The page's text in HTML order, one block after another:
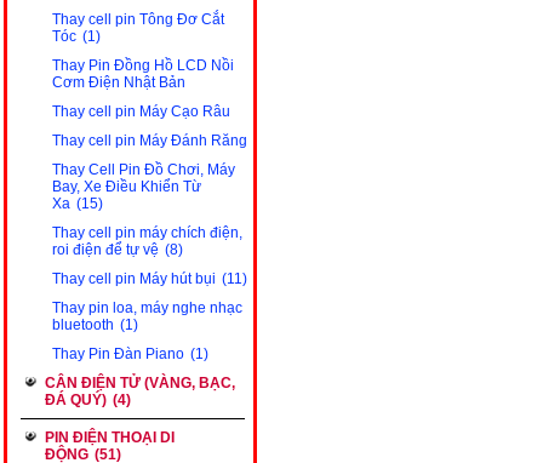
Thay cell pin Tông Đơ Cắt
Tóc (1)
Thay Pin Đồng Hồ LCD Nồi
Cơm Điện Nhật Bản
Thay cell pin Máy Cạo Râu
Thay cell pin Máy Đánh Răng
Thay Cell Pin Đồ Chơi, Máy
Bay, Xe Điều Khiển Từ
Xa (15)
Thay cell pin máy chích điện,
roi điện để tự vệ (8)
Thay cell pin Máy hút bụi (11)
Thay pin loa, máy nghe nhạc
bluetooth (1)
Thay Pin Đàn Piano (1)
CÂN ĐIỆN TỬ (VÀNG, BẠC,
ĐÁ QUÝ) (4)
PIN ĐIỆN THOẠI DI
ĐỘNG (51)